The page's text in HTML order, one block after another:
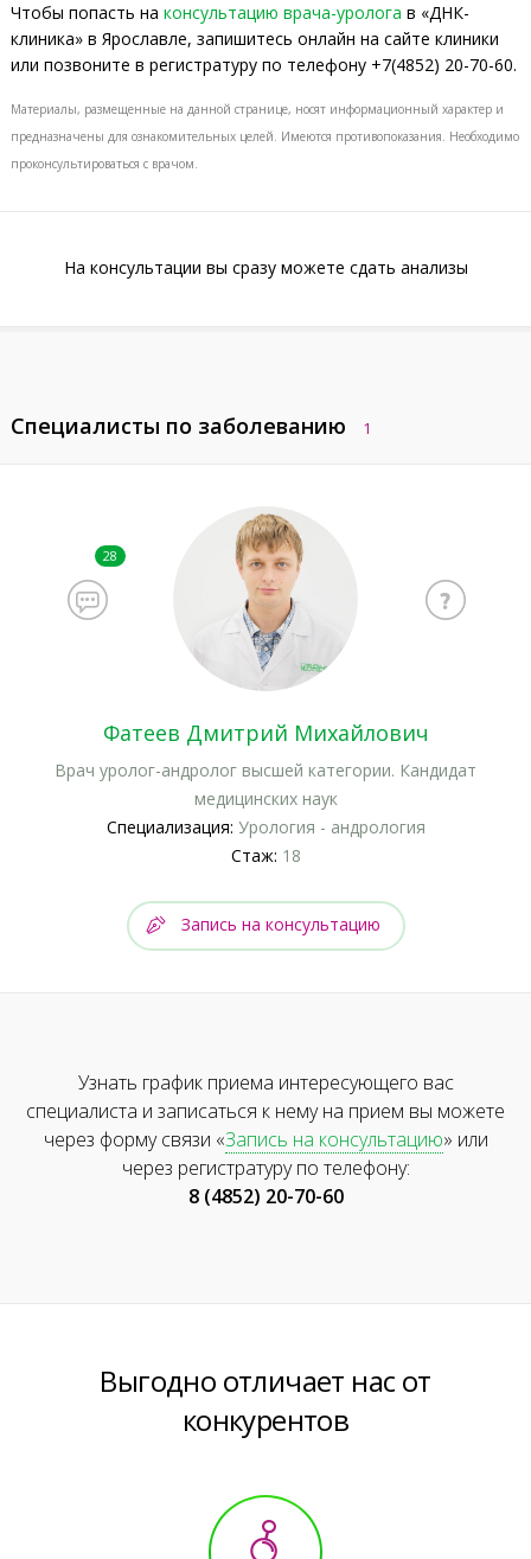
Чтобы попасть на консультацию врача-уролога в «ДНК-
клиника» в Ярославле, запишитесь онлайн на сайте клиники
или позвоните в регистратуру по телефону +7(4852) 20-70-60.
Материалы, размещенные на данной странице, носят информационный характер и
предназначены для ознакомительных целей. Имеются противопоказания. Необходимо
проконсультироваться с врачом.
На консультации вы сразу можете сдать анализы
Специалисты по заболеванию 1
28
Фатеев Дмитрий Михайлович
Врач уролог-андролог высшей категории. Кандидат
медицинских наук
Специализация: Урология - андрология
Стаж: 18
Запись на консультацию
Узнать график приема интересующего вас
специалиста и записаться к нему на прием вы можете
через форму связи «Запись на консультацию» или
через регистратуру по телефону:
8 (4852) 20-70-60
Выгодно отличает нас от
конкурентов